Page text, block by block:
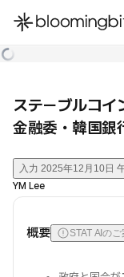
한국어
ステーブルコ
金融委・韓国銀
入力 2025年12月10日
YM Lee
概要 STAT AIのご